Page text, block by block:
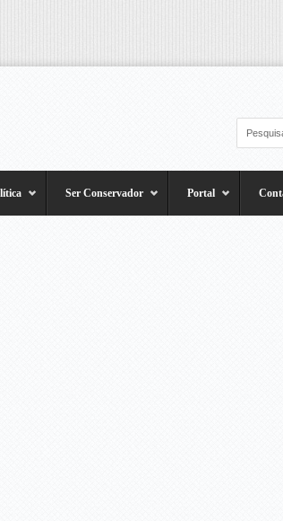
Ser Conservador Portal